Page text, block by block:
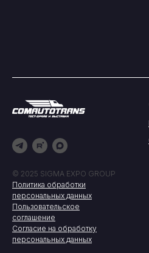
© 2025 SIGMA EXPO GROUP
Политика обработки
персональных данных
Пользовательское
соглашение
Согласие на обработку
персональных данных